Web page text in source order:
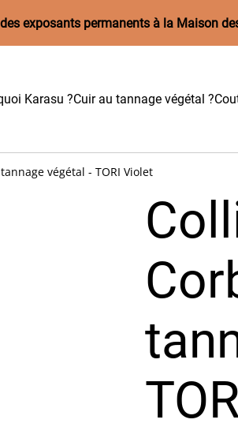
exposants permanents à la Maison
Karasu ?Cuir au tannage végétal ?
végétal - TORI Violet